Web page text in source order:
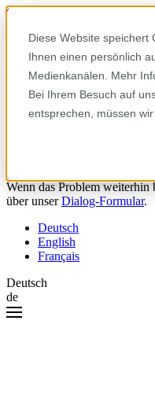
Diese Website speichert
Ihnen einen persönlich
Medienkanälen. Mehr
Bei Ihrem Besuch auf
entsprechen, müssen
Skip to content
Hoppla! Da ist
Wenn das Problem weiterhin
über unserDialog-Formular.
Deutsch
English
Français
Deutsch
de